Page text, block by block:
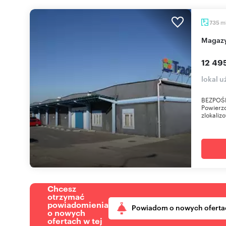
735 m
12
lokal
Chcesz
otrzymać
powiadomienia
o nowych
ofertach w tej
Powiadom o nowych